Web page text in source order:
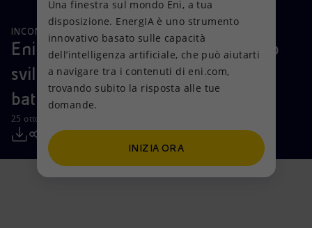
scopri EnergIA, la nostra nuova soluzione di intelligenza
artificiale.
Visione
Mission e valori
Persone e Partnership
Net Zero
Modello satellitare
Azioni
Diversificazione energetica
Tecnologie per la transizione
Collaborazioni per l'innovazione
Attività nel mondo
Prodotti
Casa
Imprese
Mobilità
INCONTRI E ACCORDI
Eni e SERI Industrial, accordo per lo
sviluppo industriale del settore
batterie
25 ottobre 2024 - 07:15 CEST
Una finestra sul mondo Eni, a tua
disposizione. EnergIA è uno strumento
innovativo basato sulle capacità
dell’intelligenza artificiale, che può aiutarti
a navigare tra i contenuti di eni.com,
trovando subito la risposta alle tue
domande.
INIZIA ORA